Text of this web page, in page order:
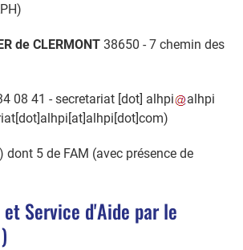
de CLERMONT 38650 - 7 chemin des
41 - secretariat [dot] alhpi
alhpi
5 de FAM (avec présence de
Service d'Aide par le